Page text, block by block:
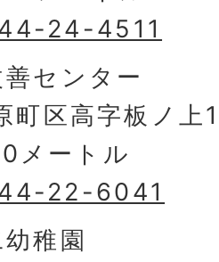
24-4511
センター
町区高字板ノ上
メートル
22-6041
稚園